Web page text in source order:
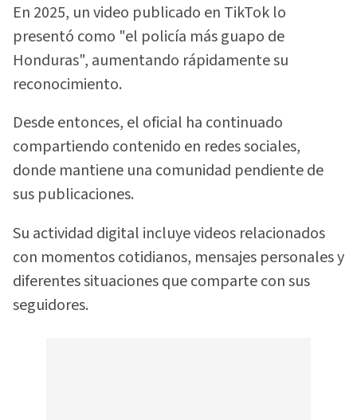
En 2025, un video publicado en TikTok lo
presentó como "el policía más guapo de
Honduras", aumentando rápidamente su
reconocimiento.
Desde entonces, el oficial ha continuado
compartiendo contenido en redes sociales,
donde mantiene una comunidad pendiente de
sus publicaciones.
Su actividad digital incluye videos relacionados
con momentos cotidianos, mensajes personales y
diferentes situaciones que comparte con sus
seguidores.